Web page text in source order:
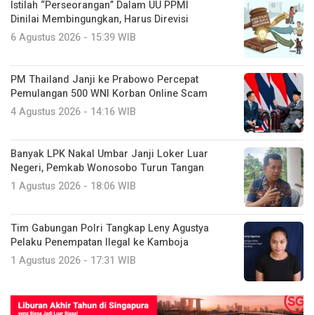
Istilah “Perseorangan” Dalam UU PPMI
Dinilai Membingungkan, Harus Direvisi
6 Agustus 2026 - 15:39 WIB
PM Thailand Janji ke Prabowo Percepat
Pemulangan 500 WNI Korban Online Scam
4 Agustus 2026 - 14:16 WIB
Banyak LPK Nakal Umbar Janji Loker Luar
Negeri, Pemkab Wonosobo Turun Tangan
1 Agustus 2026 - 18:06 WIB
Tim Gabungan Polri Tangkap Leny Agustya
Pelaku Penempatan Ilegal ke Kamboja
1 Agustus 2026 - 17:31 WIB